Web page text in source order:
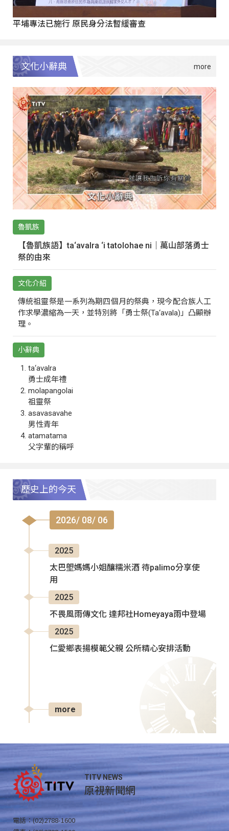
平埔專法已施行 原民身分法暫緩審查
文化小辭典
魯凱族
【魯凱族語】ta‘avalra ‘i tatolohae ni｜萬山部落勇士
祭的由來
文化介紹
傳統祖靈祭是一系列為期四個月的祭典，現今配合族人工
作求學濃縮為一天，並特別將「勇士祭(Ta‘avala)」凸顯辦
理。
小辭典
ta‘avalra
勇士成年禮
molapangolai
祖靈祭
asavasavahe
男性青年
atamatama
父字輩的稱呼
歷史上的今天
2026/ 08/ 06
2025
太巴塱媽媽小姐釀糯米酒 待palimo分享使
用
2025
不畏風雨傳文化 達邦社Homeyaya雨中登場
2025
仁愛鄉表揚模範父親 公所精心安排活動
more
TITV NEWS
原視新聞網
電話：(02)2788-1600